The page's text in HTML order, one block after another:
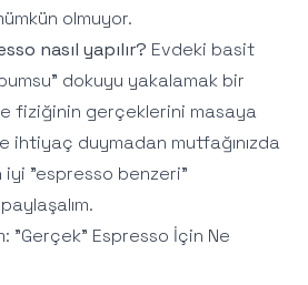
olmuyor.
nasıl yapılır? Evdeki basit
dokuyu yakalamak bir
fiziğinin gerçeklerini masaya
ihtiyaç duymadan mutfağınızda
"espresso benzeri"
"Gerçek" Espresso İçin Ne